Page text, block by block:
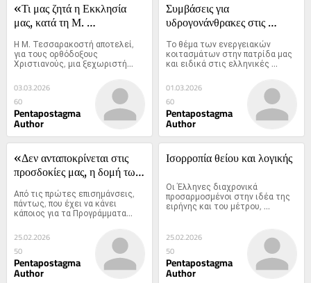
«Τι μας ζητά η Εκκλησία
μας, κατά τη Μ.
Η Μ. Τεσσαρακοστή αποτελεί,
για τους ορθόδοξους
Χριστιανούς, μια ξεχωριστή...
03.03.2026
60
Pentapostagma
Author
Συμβάσεις για
υδρογονάνθρακες στις
1969 και 1975 στο 2026
Το θέμα των ενεργειακών
κοιτασμάτων στην πατρίδα μας
και ειδικά στις ελληνικές
θάλασσες είναι μια παλιά
υπόθεση
01.03.2026
60
Pentapostagma
Author
«Δεν ανταποκρίνεται στις
προσδοκίες μας, η δομή των
Από τις πρώτες επισημάνσεις,
πάντως, που έχει να κάνει
κάποιος για τα Προγράμματα...
25.02.2026
50
Pentapostagma
Author
Ισορροπία θείου και λογικής
Οι Έλληνες διαχρονικά
προσαρμοσμένοι στην ιδέα της
ειρήνης και του μέτρου,
λάτρευαν την εξισορρόπηση του
25.02.2026
50
Pentapostagma
Author